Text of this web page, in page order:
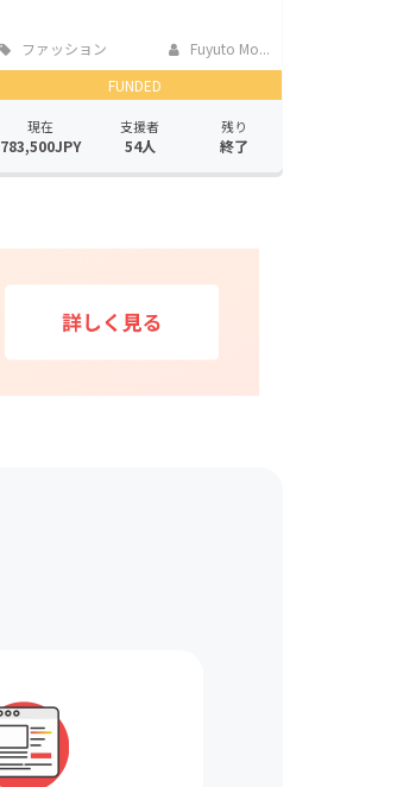
ファッション
Fuyuto Mo...
FUNDED
現在
783,500JPY
支援者
54人
残り
終了